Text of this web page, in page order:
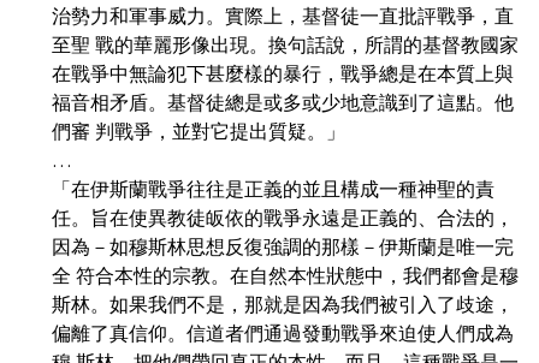
治勢力和軍事威力。實際上，基督徒一直批評戰爭，直
至聖 戰的華麗形像出現。換句話說，所謂的基督教國家
在戰爭中無論犯下甚麼樣的暴行，戰爭總是在本質上與
福音相矛盾。基督徒總是或多或少地意識到了這點。他
們審 判戰爭，並對它提出質疑。」
…
「在伊斯蘭戰爭往往是正義的並且構成一種神聖的責
任。旨在使異教徒皈依的戰爭永遠是正義的、合法的，
因為－如穆斯林思想反復強調的那樣－伊斯蘭是唯一完
全 符合本性的宗教。在自然本性狀態中，我們都會是穆
斯林。如果我們不是，那就是因為我們被引入了歧途，
偏離了真信仰。信道者們通過發動戰爭來迫使人們成為